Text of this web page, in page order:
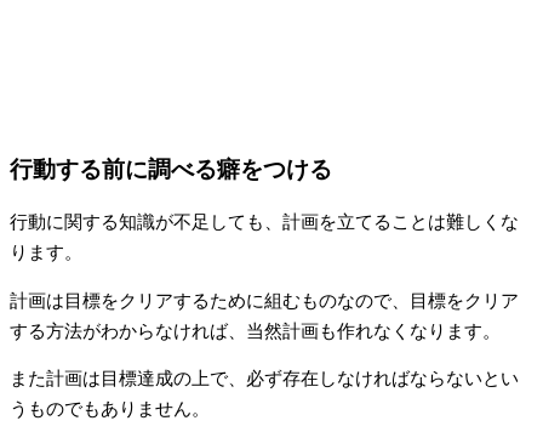
行動する前に調べる癖をつける
行動に関する知識が不足しても、計画を立てることは難しくな
ります。
計画は目標をクリアするために組むものなので、目標をクリア
する方法がわからなければ、当然計画も作れなくなります。
また計画は目標達成の上で、必ず存在しなければならないとい
うものでもありません。